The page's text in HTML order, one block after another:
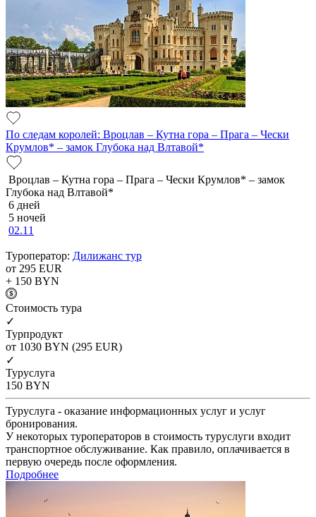
По следам королей: Вроцлав – Кутна гора – Прага – Чески
Крумлов* – замок Глубока над Влтавой*
Вроцлав – Кутна гора – Прага – Чески Крумлов* – замок
Глубока над Влтавой*
6 дней
5 ночей
02.11
Туроператор: Дилижанс тур
от 295 EUR
+ 150 BYN
Cтоимость тура
✓
Турпродукт
от 1030 BYN (295 EUR)
✓
Туруслуга
150 BYN
Туруслуга - оказание информационных услуг и услуг
бронирования.
У некоторых туроператоров в стоимость туруслуги входит
транспортное обслуживание. Как правило, оплачивается в
первую очередь после оформления.
Подробнее